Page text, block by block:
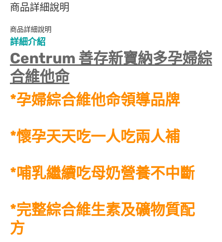
商品詳細說明
商品詳細說明
詳細介紹
Centrum 善存新寶納多孕婦綜
合維他命
*孕婦綜合維他命領導品牌
*懷孕天天吃一人吃兩人補
*哺乳繼續吃母奶營養不中斷
*完整綜合維生素及礦物質配
方